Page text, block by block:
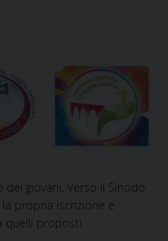
dei giovani, Verso il Sinodo
propria iscrizione e
quelli proposti.